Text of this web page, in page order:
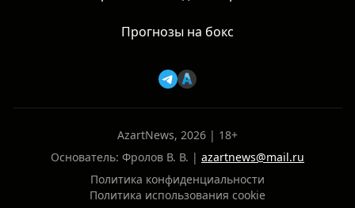
Прогнозы на бокс
AzartNews, 2026 | 18+
Основатель: Фролов В. В. | azartnews@mail.ru
Политика конфиденциальности
Политика использования cookie